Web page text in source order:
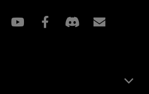
Instagram Facebook